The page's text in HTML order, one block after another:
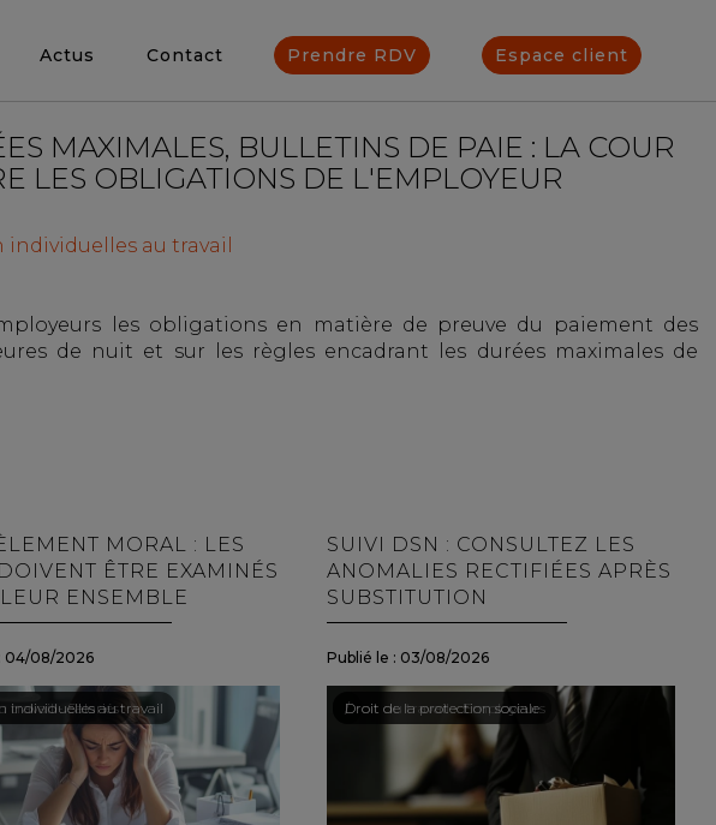
Actus Contact Prendre RDV Espace client
MAXIMALES, BULLETINS DE PAIE : LA COUR
LES OBLIGATIONS DE L'EMPLOYEUR
individuelles au travail
les obligations en matière de preuve du paiement des
de nuit et sur les règles encadrant les durées maximales de
MORAL : LES
ÊTRE EXAMINÉS
ENSEMBLE
04/08/2026
travail - Salariés
individuelles au travail
SUIVI DSN : CONSULTEZ LES
ANOMALIES RECTIFIÉES APRÈS
SUBSTITUTION
Publié le : 03/08/2026
Droit du travail - Employeurs
/Droit de la protection sociale